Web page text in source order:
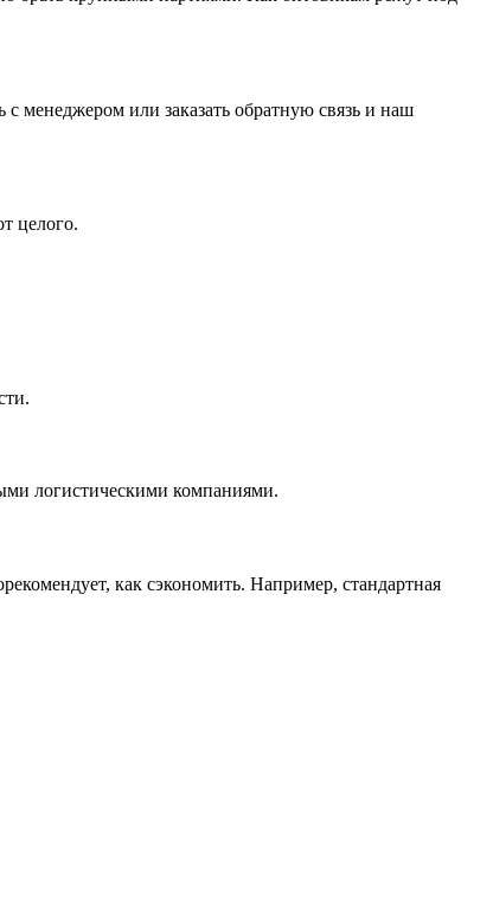
с менеджером или заказать обратную связь и наш
целого.
логистическими компаниями.
как сэкономить. Например, стандартная